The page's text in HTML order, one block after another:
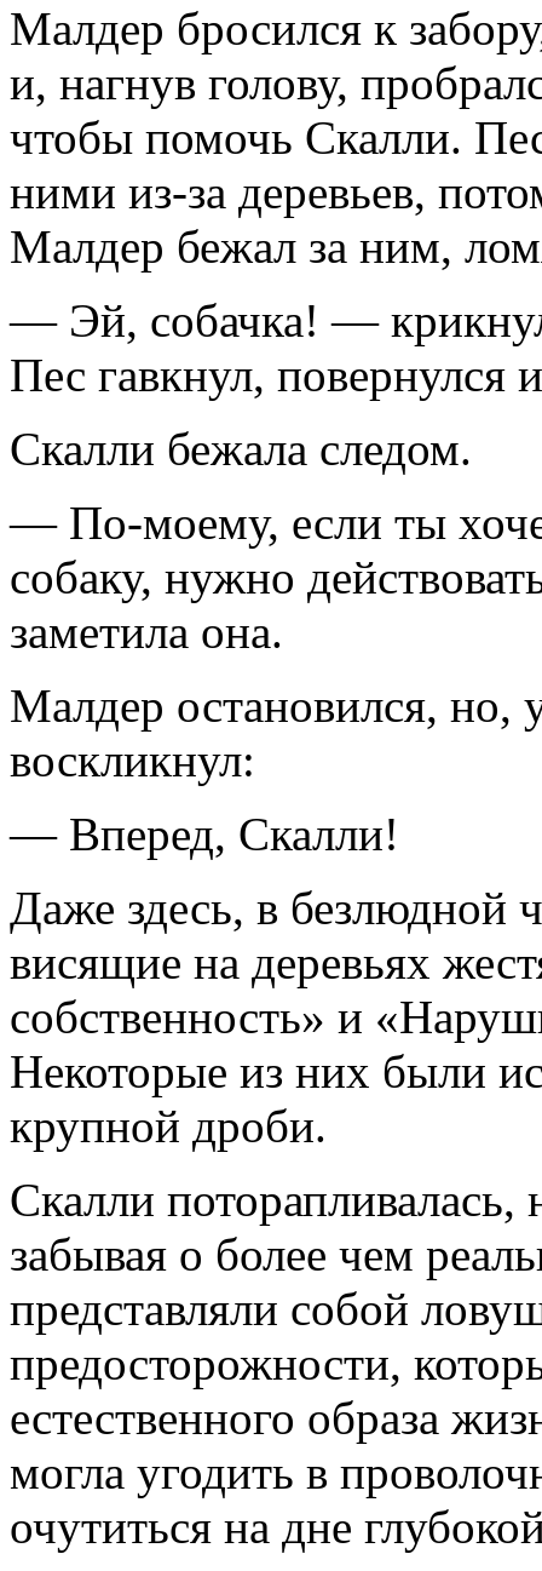
Малдер бросился к
и, нагнув голову,
чтобы помочь Скалли.
ними из-за дере­вьев,
Малдер бежал за ним,
— Эй, собачка! —
Пес гавкнул, повернулся
Скалли бежала следом.
— По-моему, если ты
собаку, нужно
заметила она.
Малдер остановился, но,
воскликнул:
— Вперед, Скалли!
Даже здесь, в безлюдной
висящие на деревьях
собственность» и
Некоторые из них были
крупной дроби.
Скалли
забывая о более чем
представляли собой
предосторожности,
естественного образа
могла угодить в
очутиться на дне